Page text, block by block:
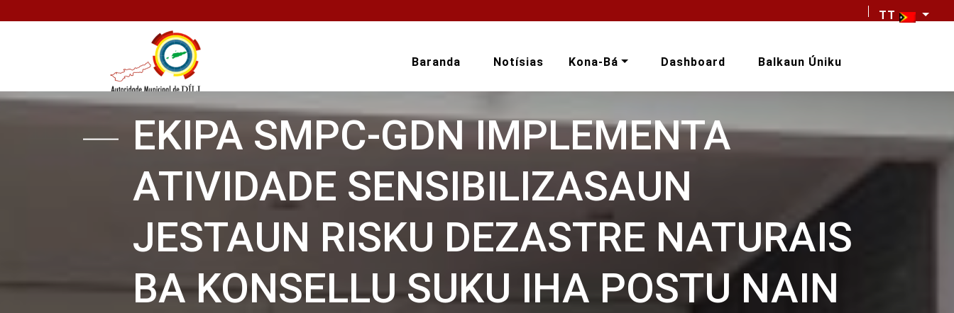
TT
Baranda Notísias Kona-Bá Dashboard Balkaun Úniku
EKIPA SMPC-GDN IMPLEMENTA
ATIVIDADE SENSIBILIZASAUN
JESTAUN RISKU DEZASTRE NATURAIS
BA KONSELLU SUKU IHA POSTU NAIN